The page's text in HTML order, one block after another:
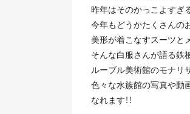
昨年はそのかっこよすぎ
今年もどうかたくさんの
美形が着こなすスーツと
そんな白服さんが語る鉄
ルーブル美術館のモナリ
色々な水族館の写真や動
なれます！！